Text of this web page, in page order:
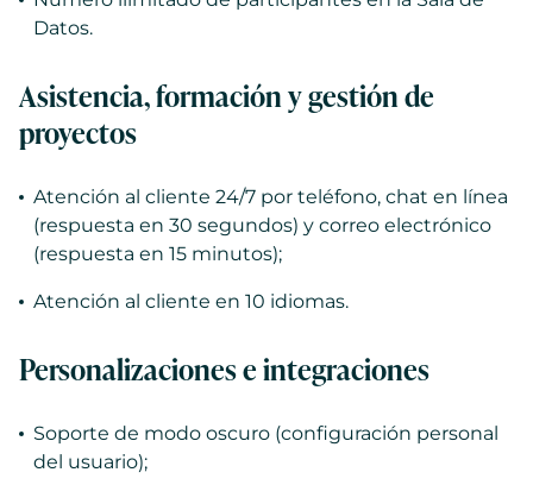
Datos.
Asistencia, formación y gestión de
proyectos
Atención al cliente 24/7 por teléfono, chat en línea
(respuesta en 30 segundos) y correo electrónico
(respuesta en 15 minutos);
Atención al cliente en 10 idiomas.
Personalizaciones e integraciones
Soporte de modo oscuro (configuración personal
del usuario);